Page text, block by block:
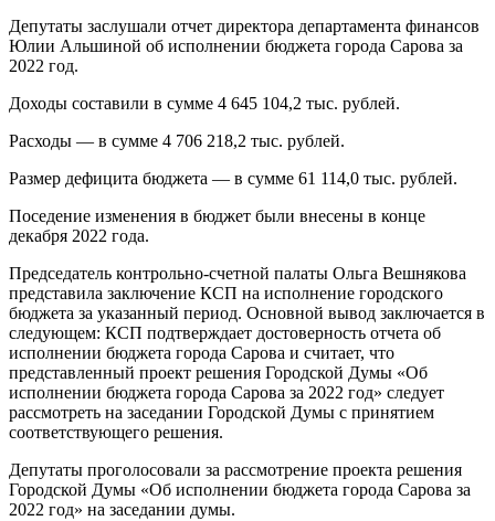
Депутаты заслушали отчет директора департамента финансов
Юлии Альшиной об исполнении бюджета города Сарова за
2022 год.
Доходы составили в сумме 4 645 104,2 тыс. рублей.
Расходы — в сумме 4 706 218,2 тыс. рублей.
Размер дефицита бюджета — в сумме 61 114,0 тыс. рублей.
Поседение изменения в бюджет были внесены в конце
декабря 2022 года.
Председатель контрольно-счетной палаты Ольга Вешнякова
представила заключение КСП на исполнение городского
бюджета за указанный период. Основной вывод заключается в
следующем: КСП подтверждает достоверность отчета об
исполнении бюджета города Сарова и считает, что
представленный проект решения Городской Думы «Об
исполнении бюджета города Сарова за 2022 год» следует
рассмотреть на заседании Городской Думы с принятием
соответствующего решения.
Депутаты проголосовали за рассмотрение проекта решения
Городской Думы «Об исполнении бюджета города Сарова за
2022 год» на заседании думы.